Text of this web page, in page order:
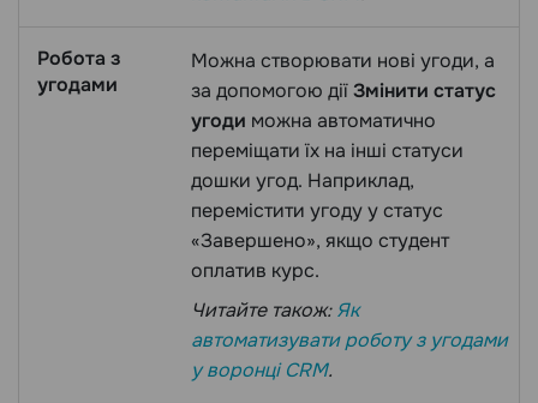
Робота з
угодами
Можна створювати нові угоди, а
за допомогою діїЗмінити статус
угоди можна автоматично
переміщати їх на інші статуси
дошки угод. Наприклад,
перемістити угоду у статус
«Завершено», якщо студент
оплатив курс.
Читайте також:Як
автоматизувати роботу з угодами
у воронці CRM.